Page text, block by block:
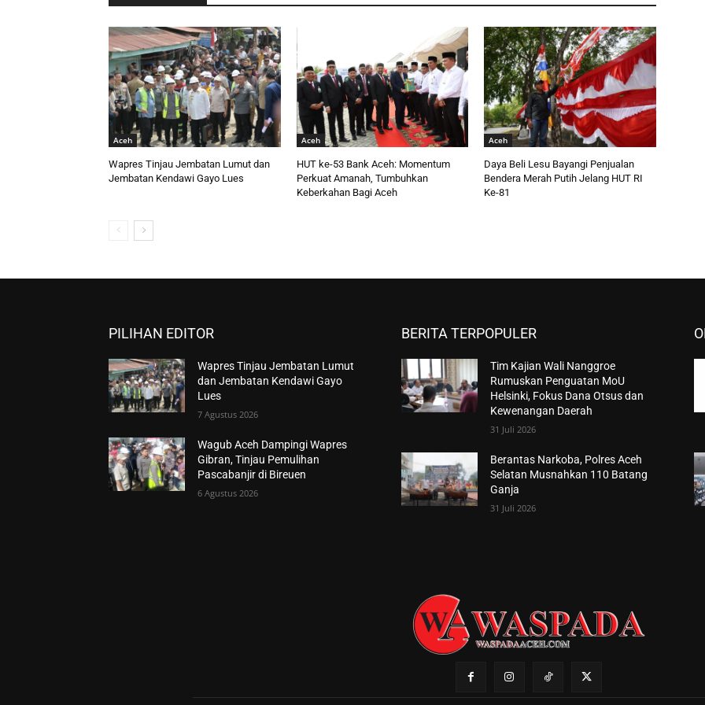
Aceh
Wapres Tinjau Jembatan Lumut dan
Jembatan Kendawi Gayo Lues
Aceh
HUT ke-53 Bank Aceh: Momentum
Perkuat Amanah, Tumbuhkan
Keberkahan Bagi Aceh
Aceh
Daya Beli Lesu Bayangi Penjualan
Bendera Merah Putih Jelang HUT RI
Ke-81
PILIHAN EDITOR
Wapres Tinjau Jembatan Lumut
dan Jembatan Kendawi Gayo
Lues
7 Agustus 2026
Wagub Aceh Dampingi Wapres
Gibran, Tinjau Pemulihan
Pascabanjir di Bireuen
6 Agustus 2026
BERITA TERPOPULER
Tim Kajian Wali Nanggroe
Rumuskan Penguatan MoU
Helsinki, Fokus Dana Otsus dan
Kewenangan Daerah
31 Juli 2026
Berantas Narkoba, Polres Aceh
Selatan Musnahkan 110 Batang
Ganja
31 Juli 2026